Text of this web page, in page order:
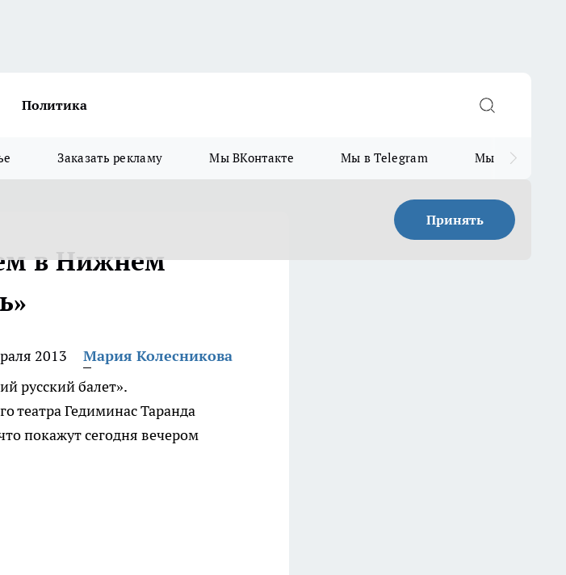
Политика
Заказать рекламу Мы ВКонтакте Мы в Telegram Мы в MAX
Принять
в Нижнем
2013
Мария Колесникова
русский балет».
театра Гедиминас Таранда
покажут сегодня вечером